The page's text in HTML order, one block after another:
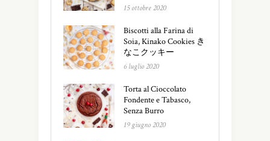
15 ottobre 2020
Biscotti alla Farina di
Soia, Kinako Cookies き
なこクッキー
6 luglio 2020
Torta al Cioccolato
Fondente e Tabasco,
Senza Burro
19 giugno 2020